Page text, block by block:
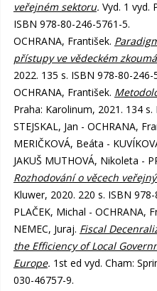
veřejném sektoru. Vyd. 1 vyd.
ISBN 978-80-246-5761-5.
OCHRANA, František.
přístupy ve vědeckém
2022. 135 s. ISBN 978-80-246-
OCHRANA, František.
Praha: Karolinum, 2021. 134
STEJSKAL, Jan - OCHRANA,
MERIČKOVÁ, Beáta -
JAKUŠ MUTHOVÁ, Nikoleta -
Rozhodování o věcech
Kluwer, 2020. 220 s. ISBN
PLAČEK, Michal - OCHRANA,
NEMEC, Juraj. Fiscal
the Efficiency of Local
Europe. 1st ed vyd. Cham:
030-46757-9.